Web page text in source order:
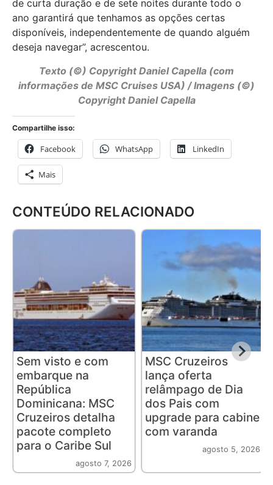
de curta duração e de sete noites durante todo o
ano garantirá que tenhamos as opções certas
disponíveis, independentemente de quando alguém
deseja navegar”, acrescentou.
Texto (©) Copyright Daniel Capella (com
informações de MSC Cruises USA) / Imagens (©)
Copyright Daniel Capella
Compartilhe isso:
Facebook WhatsApp LinkedIn
Mais
CONTEÚDO RELACIONADO
Sem visto e com
embarque na
República
Dominicana: MSC
Cruzeiros detalha
pacote completo
para o Caribe Sul
agosto 7, 2026
MSC Cruzeiros
lança oferta
relâmpago de Dia
dos Pais com
upgrade para cabine
com varanda
agosto 5, 2026